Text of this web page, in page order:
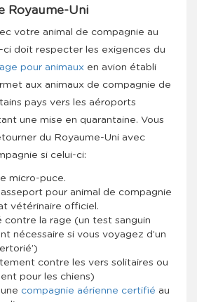
Royaume-Uni
votre animal de compagnie au
ci doit respecter les exigences du
pour animaux en avion établi
aux animaux de compagnie de
pays vers les aéroports
une mise en quarantaine. Vous
du Royaume-Uni avec
si celui-ci:
micro-puce.
pour animal de compagnie
vétérinaire officiel.
contre la rage (un test sanguin
nécessaire si vous voyagez d’un
contre les vers solitaires ou
pour les chiens)
compagnie aérienne certifié au